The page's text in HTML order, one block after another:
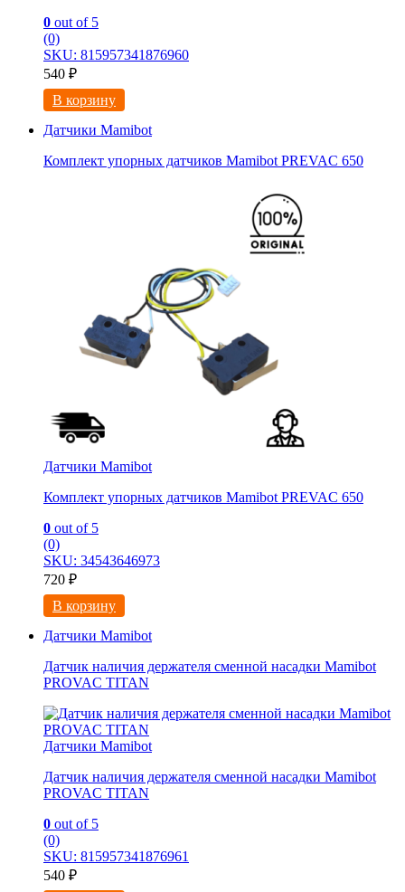
0 out of 5
(0)
SKU: 815957341876960
540 ₽
В корзину
Датчики Mamibot
Комплект упорных датчиков Mamibot PREVAC 650
Датчики Mamibot
Комплект упорных датчиков Mamibot PREVAC 650
0 out of 5
(0)
SKU: 34543646973
720 ₽
В корзину
Датчики Mamibot
Датчик наличия держателя сменной насадки Mamibot
PROVAC TITAN
Датчики Mamibot
Датчик наличия держателя сменной насадки Mamibot
PROVAC TITAN
0 out of 5
(0)
SKU: 815957341876961
540 ₽